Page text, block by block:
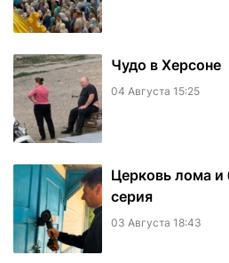
Чудо в Херсоне
04 Августа 15:25
Церковь лома и
серия
03 Августа 18:43